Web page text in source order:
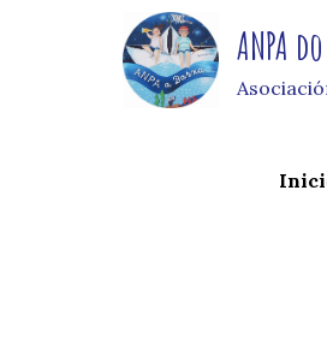
ANPA